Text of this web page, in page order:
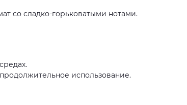
со сладко-горьковатыми нотами.
использование.